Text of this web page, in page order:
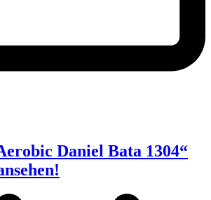
Daniel Bata 1304“